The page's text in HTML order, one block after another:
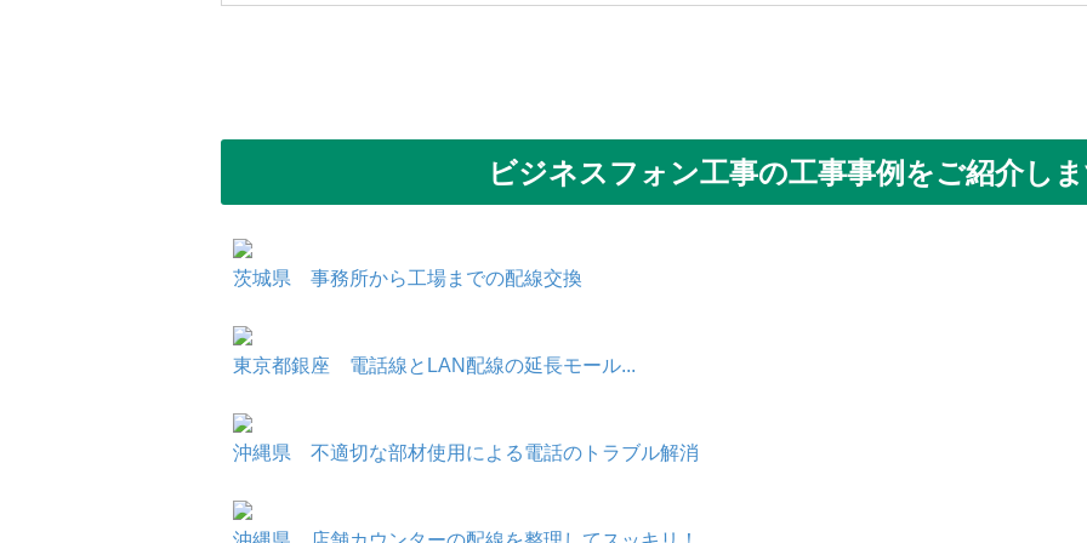
ビジネスフォン工事の工事事例をご紹介し
茨城県 事務所から工場までの配線交換
東京都銀座 電話線とLAN配線の延長モール...
沖縄県 不適切な部材使用による電話のトラブル解消